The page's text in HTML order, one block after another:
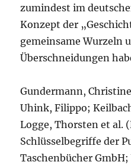
zumindest im
Konzept der
gemeinsame Wurzeln
Überschneidungen
Gundermann,
Uhink, Filippo;
Logge, Thorsten et al.
Schlüsselbegriffe der
Taschenbücher